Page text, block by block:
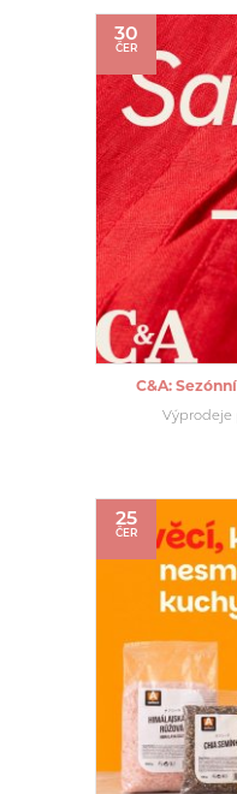
30
ČER
C&A:
Výprodeje
25
ČER